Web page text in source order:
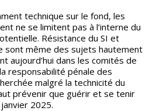
technique sur le fond, les
ne se limitent pas à l’interne du
Résistance du SI et
sont même des sujets hautement
aujourd’hui dans les comités de
responsabilité pénale des
malgré la technicité du
prévenir que guérir et se tenir
2025.